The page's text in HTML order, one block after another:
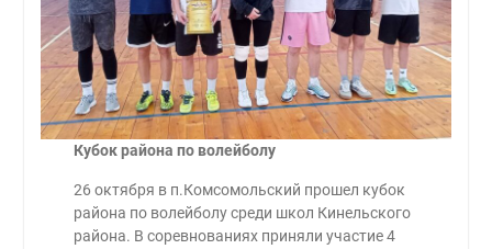
Кубок района по волейболу
26 октября в п.Комсомольский прошел кубок
района по волейболу среди школ Кинельского
района. В соревнованиях приняли участие 4